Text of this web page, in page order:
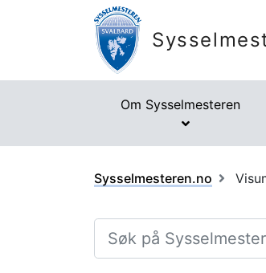
Om Sysselmesteren
Sysselmesteren.no